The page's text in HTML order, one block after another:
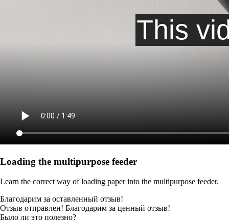
Loading the multipurpose feeder
Learn the correct way of loading paper into the multipurpose feeder.
Благодарим за оставленный отзыв!
Отзыв отправлен! Благодарим за ценный отзыв!
Было ли это полезно?